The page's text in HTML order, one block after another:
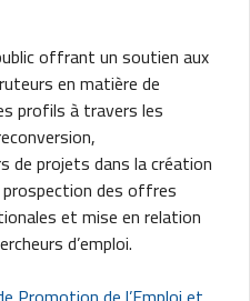
offrant un soutien aux
en matière de
profils à travers les
de projets dans la création
des offres
et mise en relation
d’emploi.